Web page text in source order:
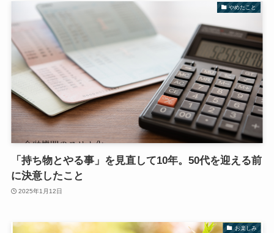
やめたこと
「持ち物とやる事」を見直して10年。50代を迎える前
に決意したこと
2025年1月12日
お楽しみ